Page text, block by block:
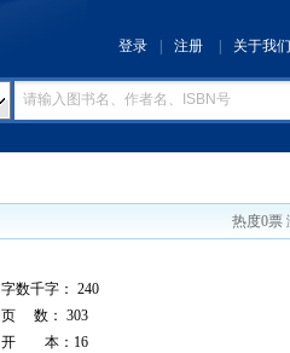
登录 注册 关于我们
热度0票
字数千字： 240
页 数： 303
开 本：16